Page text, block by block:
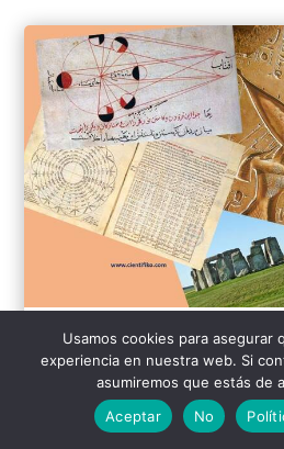
La astronomía y las
Mou D. Khamlichi
Usamos cookies para asegurar
experiencia en nuestra web. Si
asumiremos que estás de
Aceptar
No